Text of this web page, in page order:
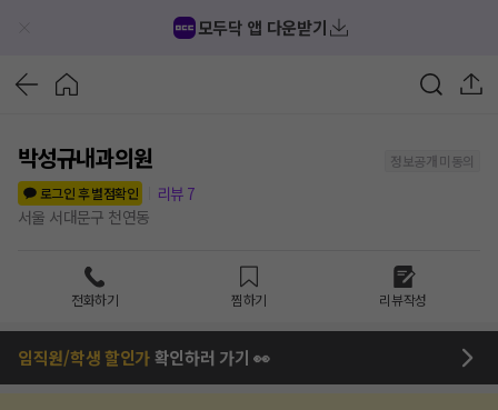
모두닥 앱 다운받기
박성규내과의원
정보공개 미동의
로그인 후 별점확인
리뷰 7
서울 서대문구 천연동
전화하기 찜하기 리뷰작성
임직원/학생 할인가확인하러 가기 👀